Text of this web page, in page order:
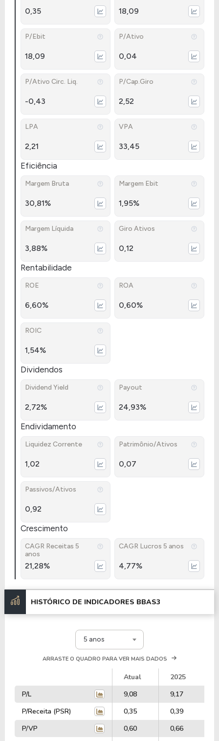
0,35 18,09
P/Ebit
18,09
P/Ativo
0,04
P/Ativo Circ. Liq.
-0,43
P/Cap.Giro
2,52
LPA
2,21
VPA
33,45
Eficiência
Margem Bruta
30,81%
Margem Ebit
1,95%
Margem Líquida
3,88%
Giro Ativos
0,12
Rentabilidade
ROE
6,60%
ROA
0,60%
ROIC
1,54%
Dividendos
Dividend Yield
2,72%
Payout
24,93%
Endividamento
Liquidez Corrente
1,02
Patrimônio/Ativos
0,07
Passivos/Ativos
0,92
Crescimento
CAGR Receitas 5
anos
21,28%
CAGR Lucros 5 anos
4,77%
HISTÓRICO DE INDICADORES BBAS3
5 anos
ARRASTE O QUADRO PARA VER MAIS DADOS
Atual 2025
P/L
9,08 9,17
P/Receita (PSR)
0,35 0,39
P/VP
0,60 0,66